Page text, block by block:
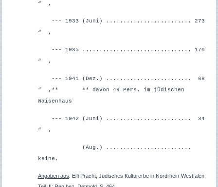
“ ,
--- 1933 (Juni) ......................... 273
“ ,
--- 1935 ................................ 170
“ ,
--- 1941 (Dez.) ......................... 68
“ ,** ** davon 49 Pers. im jüdischen
Waisenhaus
--- 1942 (Juni) ......................... 34
“ ,
(Aug.) .........................
keine.
Angaben aus: Elfi Pracht, Jüdisches Kulturerbe in Nordrhein-Westfalen,